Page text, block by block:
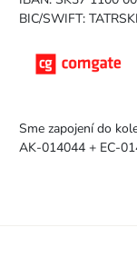
BIC/SWIFT:
Sme zapojení do
AK-014044 + EC-